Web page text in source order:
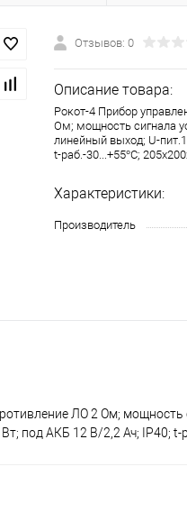
Отзывов: 0
Описание товара:
Рокот-4 Прибор
Ом; мощность сигнала
линейный выход; U-
t-раб.-30...+55°С;
Характеристики:
Производитель
ЛО 2 Ом; мощность
под АКБ 12 В/2,2 Ач; IP40;